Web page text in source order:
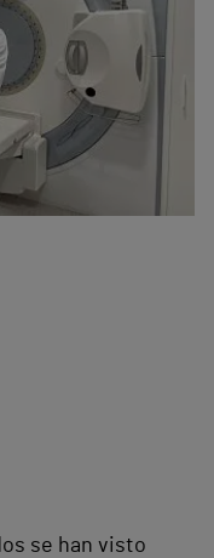
se han visto